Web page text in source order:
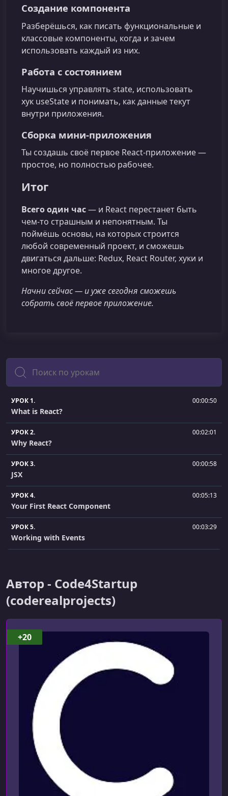
Создание компонента
Разберёшься, как писать функциональные и
классовые компоненты, когда и зачем
использовать каждый из них.
Работа с состоянием
Научишься управлять state, использовать
хук useState и понимать, как данные текут
внутри приложения.
Сборка мини-приложения
Ты создашь своё первое React-приложение —
простое, но полностью рабочее.
Итог
Всего один час— и React перестанет быть
чем-то страшным и непонятным. Ты
поймёшь основы, на которых строится
любой современный проект, и сможешь
двигаться дальше: Redux, React Router, хуки и
многое другое.
Начни сейчас — и уже сегодня сможешь
собрать своё первое приложение.
Поиск
УРОК 1. 00:00:50
What is React?
УРОК 2. 00:02:01
Why React?
УРОК 3. 00:00:58
JSX
УРОК 4. 00:05:13
Your First React Component
УРОК 5. 00:03:29
Working with Events
УРОК 7.
Reusable Components
УРОК 8. 00:03:08
Working with Property - Data
Working with Property - Function
Data between Child Components
УРОК 11.
УРОК 12.
Adding Product Form
Creating Product Function
Автор - Code4Startup
(coderealprojects)
+20